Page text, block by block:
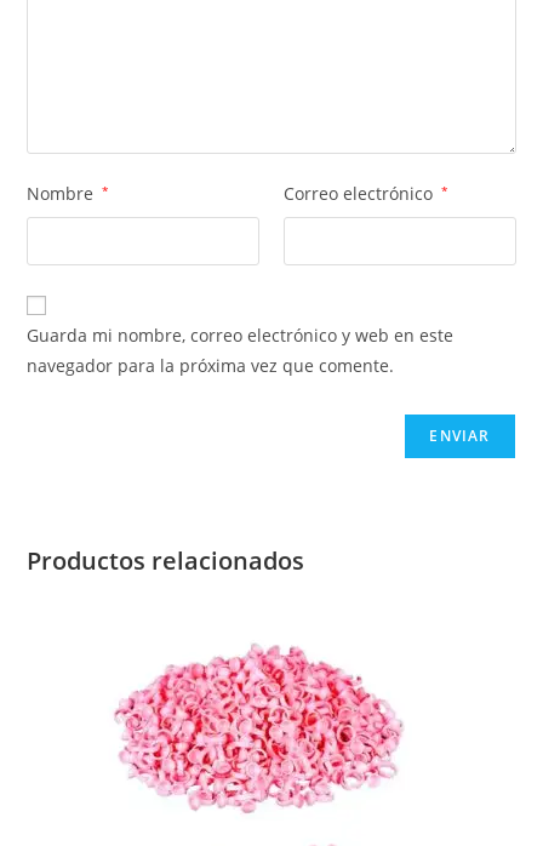
Nombre * Correo electrónico *
Guarda mi nombre, correo electrónico y web en este
navegador para la próxima vez que comente.
Productos relacionados